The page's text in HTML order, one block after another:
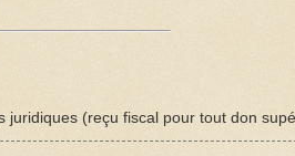
juridiques (reçu fiscal pour tout don